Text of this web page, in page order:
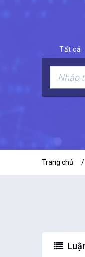
Tất cả
Trang chủ